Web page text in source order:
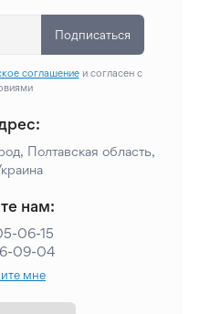
Подписаться
соглашениеи согласен с
Полтавская область,
нам:
06-15
09-04
мне